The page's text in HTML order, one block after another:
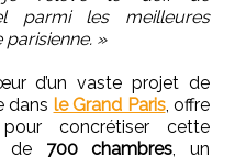
parmi les meilleures
parisienne. »
d’un vaste projet de
dans le Grand Paris, offre
concrétiser cette
de 700 chambres, un